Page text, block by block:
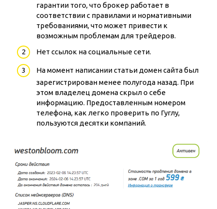
гарантии того, что брокер работает в
соответствии с правилами и нормативными
требованиями, что может привести к
возможным проблемам для трейдеров.
Нет ссылок на социальные сети.
На момент написании статьи домен сайта был
зарегистрирован менее полугода назад. При
этом владелец домена скрыл о себе
информацию. Предоставленным номером
телефона, как легко проверить по Гуглу,
пользуются десятки компаний.